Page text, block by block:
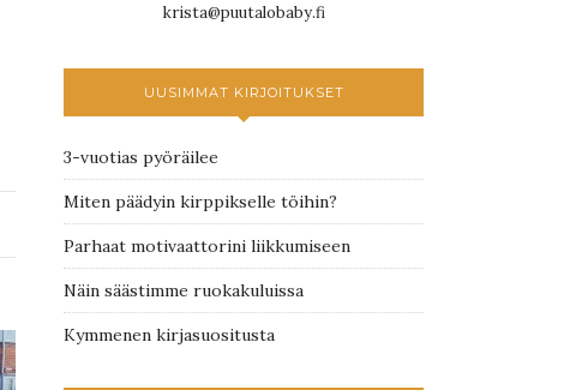
krista@puutalobaby.fi
UUSIMMAT KIRJOITUKSET
3-vuotias pyöräilee
Miten päädyin kirppikselle töihin?
Parhaat motivaattorini liikkumiseen
Näin säästimme ruokakuluissa
Kymmenen kirjasuositusta